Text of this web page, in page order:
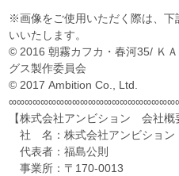
※画像をご使用いただく際は、
いいたします。
© 2016 朝霧カフカ・春河35/ Ｋ
グス製作委員会
© 2017 Ambition Co., Ltd.
【株式会社アンビション 会社概
社 名：株式会社アンビション
代表者：福島公則
事業所：〒170-0013